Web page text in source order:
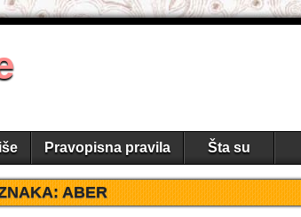
Pravopisna pravila Šta su
ABER